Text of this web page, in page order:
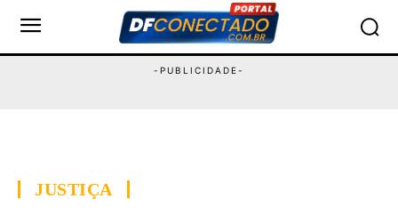
JUSTIÇA